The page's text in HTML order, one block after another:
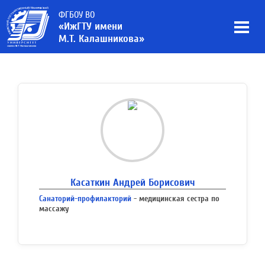
ФГБОУ ВО
«ИжГТУ имени
М.Т. Калашникова»
Касаткин Андрей Борисович
Санаторий-профилакторий - медицинская сестра по
массажу